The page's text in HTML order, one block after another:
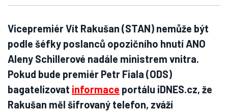
Vicepremiér Vít Rakušan (STAN) nemůže být
podle šéfky poslanců opozičního hnutí ANO
Aleny Schillerové nadále ministrem vnitra.
Pokud bude premiér Petr Fiala (ODS)
bagatelizovat informace portálu iDNES.cz, že
Rakušan měl šifrovaný telefon, zváží